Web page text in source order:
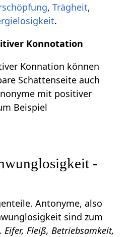
, Trägheit,
.
Konnotation
Konnation können
Schattenseite auch
mit positiver
Beispiel
-
Antonyme, also
sind zum
Eifer, Fleiß, Betriebsamkeit,